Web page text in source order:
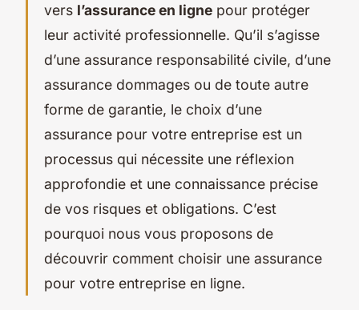
vers l’assurance en ligne pour protéger
leur activité professionnelle. Qu’il s’agisse
d’une assurance responsabilité civile, d’une
assurance dommages ou de toute autre
forme de garantie, le choix d’une
assurance pour votre entreprise est un
processus qui nécessite une réflexion
approfondie et une connaissance précise
de vos risques et obligations. C’est
pourquoi nous vous proposons de
découvrir comment choisir une assurance
pour votre entreprise en ligne.